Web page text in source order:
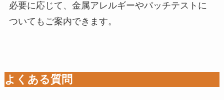
必要に応じて、金属アレルギーやパッチテストに
ついてもご案内できます。
よくある質問